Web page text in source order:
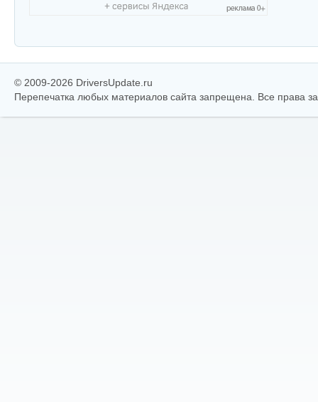
© 2009-2026 DriversUpdate.ru
Перепечатка любых материалов сайта запрещена. Все права